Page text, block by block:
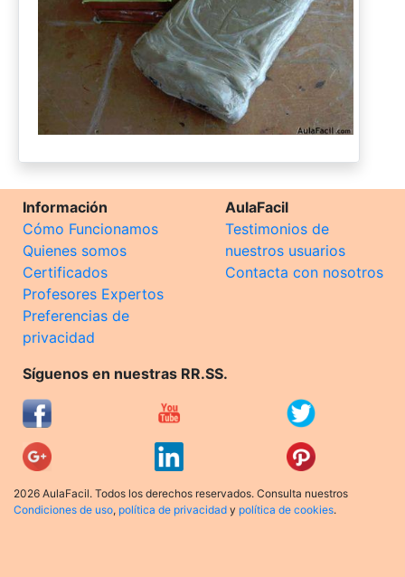
Información
Cómo Funcionamos
Quienes somos
Certificados
Profesores Expertos
Preferencias de
privacidad
AulaFacil
Testimonios de
nuestros usuarios
Contacta con nosotros
Síguenos en nuestras RR.SS.
2026 AulaFacil. Todos los derechos reservados. Consulta nuestros
Condiciones de uso, política de privacidad y política de cookies.